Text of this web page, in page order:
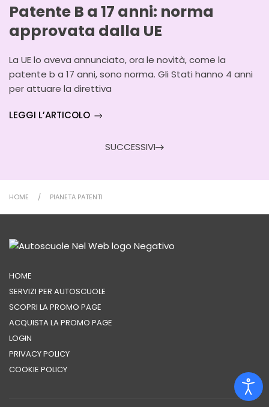
Patente B a 17 anni: norma
approvata dalla UE
La UE lo aveva annunciato, ora le novità, come la
patente b a 17 anni, sono norma. Gli Stati hanno 4 anni
per attuare la direttiva
LEGGI L’ARTICOLO
SUCCESSIVI
HOME PIANETA PATENTI
HOME
SERVIZI PER AUTOSCUOLE
SCOPRI LA PROMO PAGE
ACQUISTA LA PROMO PAGE
LOGIN
PRIVACY POLICY
COOKIE POLICY